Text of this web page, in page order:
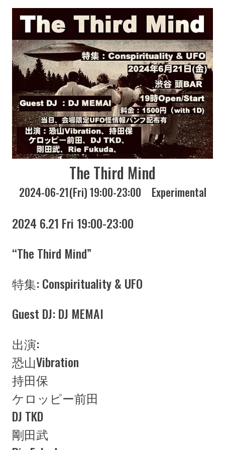
The Third Mind
2024-06-21(Fri) 19:00-23:00 Experimental
2024 6.21 Fri 19:00-23:00
“The Third Mind”
特集: Conspirituality & UFO
Guest DJ: DJ MEMAI
出演:
恐山Vibration
持田保
ケロッピー前田
DJ TKD
剛田武